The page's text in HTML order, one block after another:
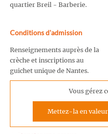
quartier Breil - Barberie.
Conditions d'admission
Renseignements auprès de la
crèche et inscriptions au
guichet unique de Nantes.
Vous gérez
Mettez-la en